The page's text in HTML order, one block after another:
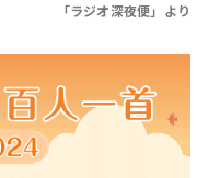
「ラジオ深夜便」より